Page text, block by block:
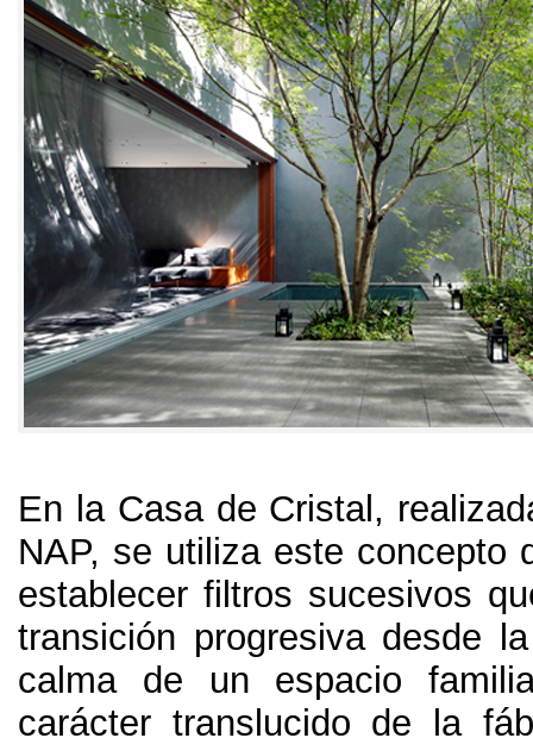
En la Casa de Cristal ,
NAP, se utiliza este concepto
establecer filtros sucesivos
transición progresiva desde
calma de un espacio
carácter translucido de la